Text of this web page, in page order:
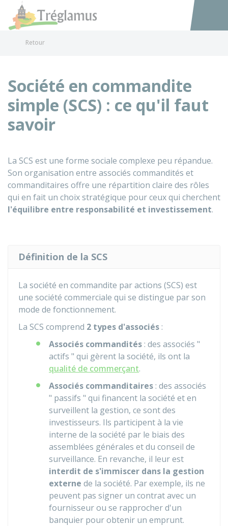
Accéder
Retour
Société en commandite
simple (SCS) : ce qu'il faut
savoir
La SCS est une forme sociale complexe peu répandue.
Son organisation entre associés commandités et
commanditaires offre une répartition claire des rôles
qui en fait un choix stratégique pour ceux qui cherchent
l'équilibre entre responsabilité et investissement.
Définition de la SCS
La société en commandite par actions (SCS) est
une société commerciale qui se distingue par son
mode de fonctionnement.
La SCS comprend 2 types d'associés :
Associés commandités : des associés "
actifs " qui gèrent la société, ils ont la
qualité de commerçant.
Associés commanditaires : des associés
" passifs " qui financent la société et en
surveillent la gestion, ce sont des
investisseurs. Ils participent à la vie
interne de la société par le biais des
assemblées générales et du conseil de
surveillance. En revanche, il leur est
interdit de s'immiscer dans la gestion
externe de la société. Par exemple, ils ne
peuvent pas signer un contrat avec un
fournisseur ou se rapprocher d'un
banquier pour obtenir un emprunt.